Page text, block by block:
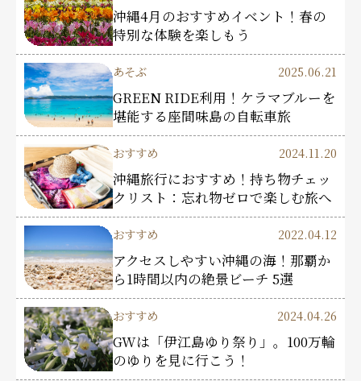
沖縄4月のおすすめイベント！春の
特別な体験を楽しもう
あそぶ 2025.06.21
GREEN RIDE利用！ケラマブルーを
堪能する座間味島の自転車旅
おすすめ 2024.11.20
沖縄旅行におすすめ！持ち物チェッ
クリスト：忘れ物ゼロで楽しむ旅へ
おすすめ 2022.04.12
アクセスしやすい沖縄の海！那覇か
ら1時間以内の絶景ビーチ 5選
おすすめ 2024.04.26
GWは「伊江島ゆり祭り」。100万輪
のゆりを見に行こう！